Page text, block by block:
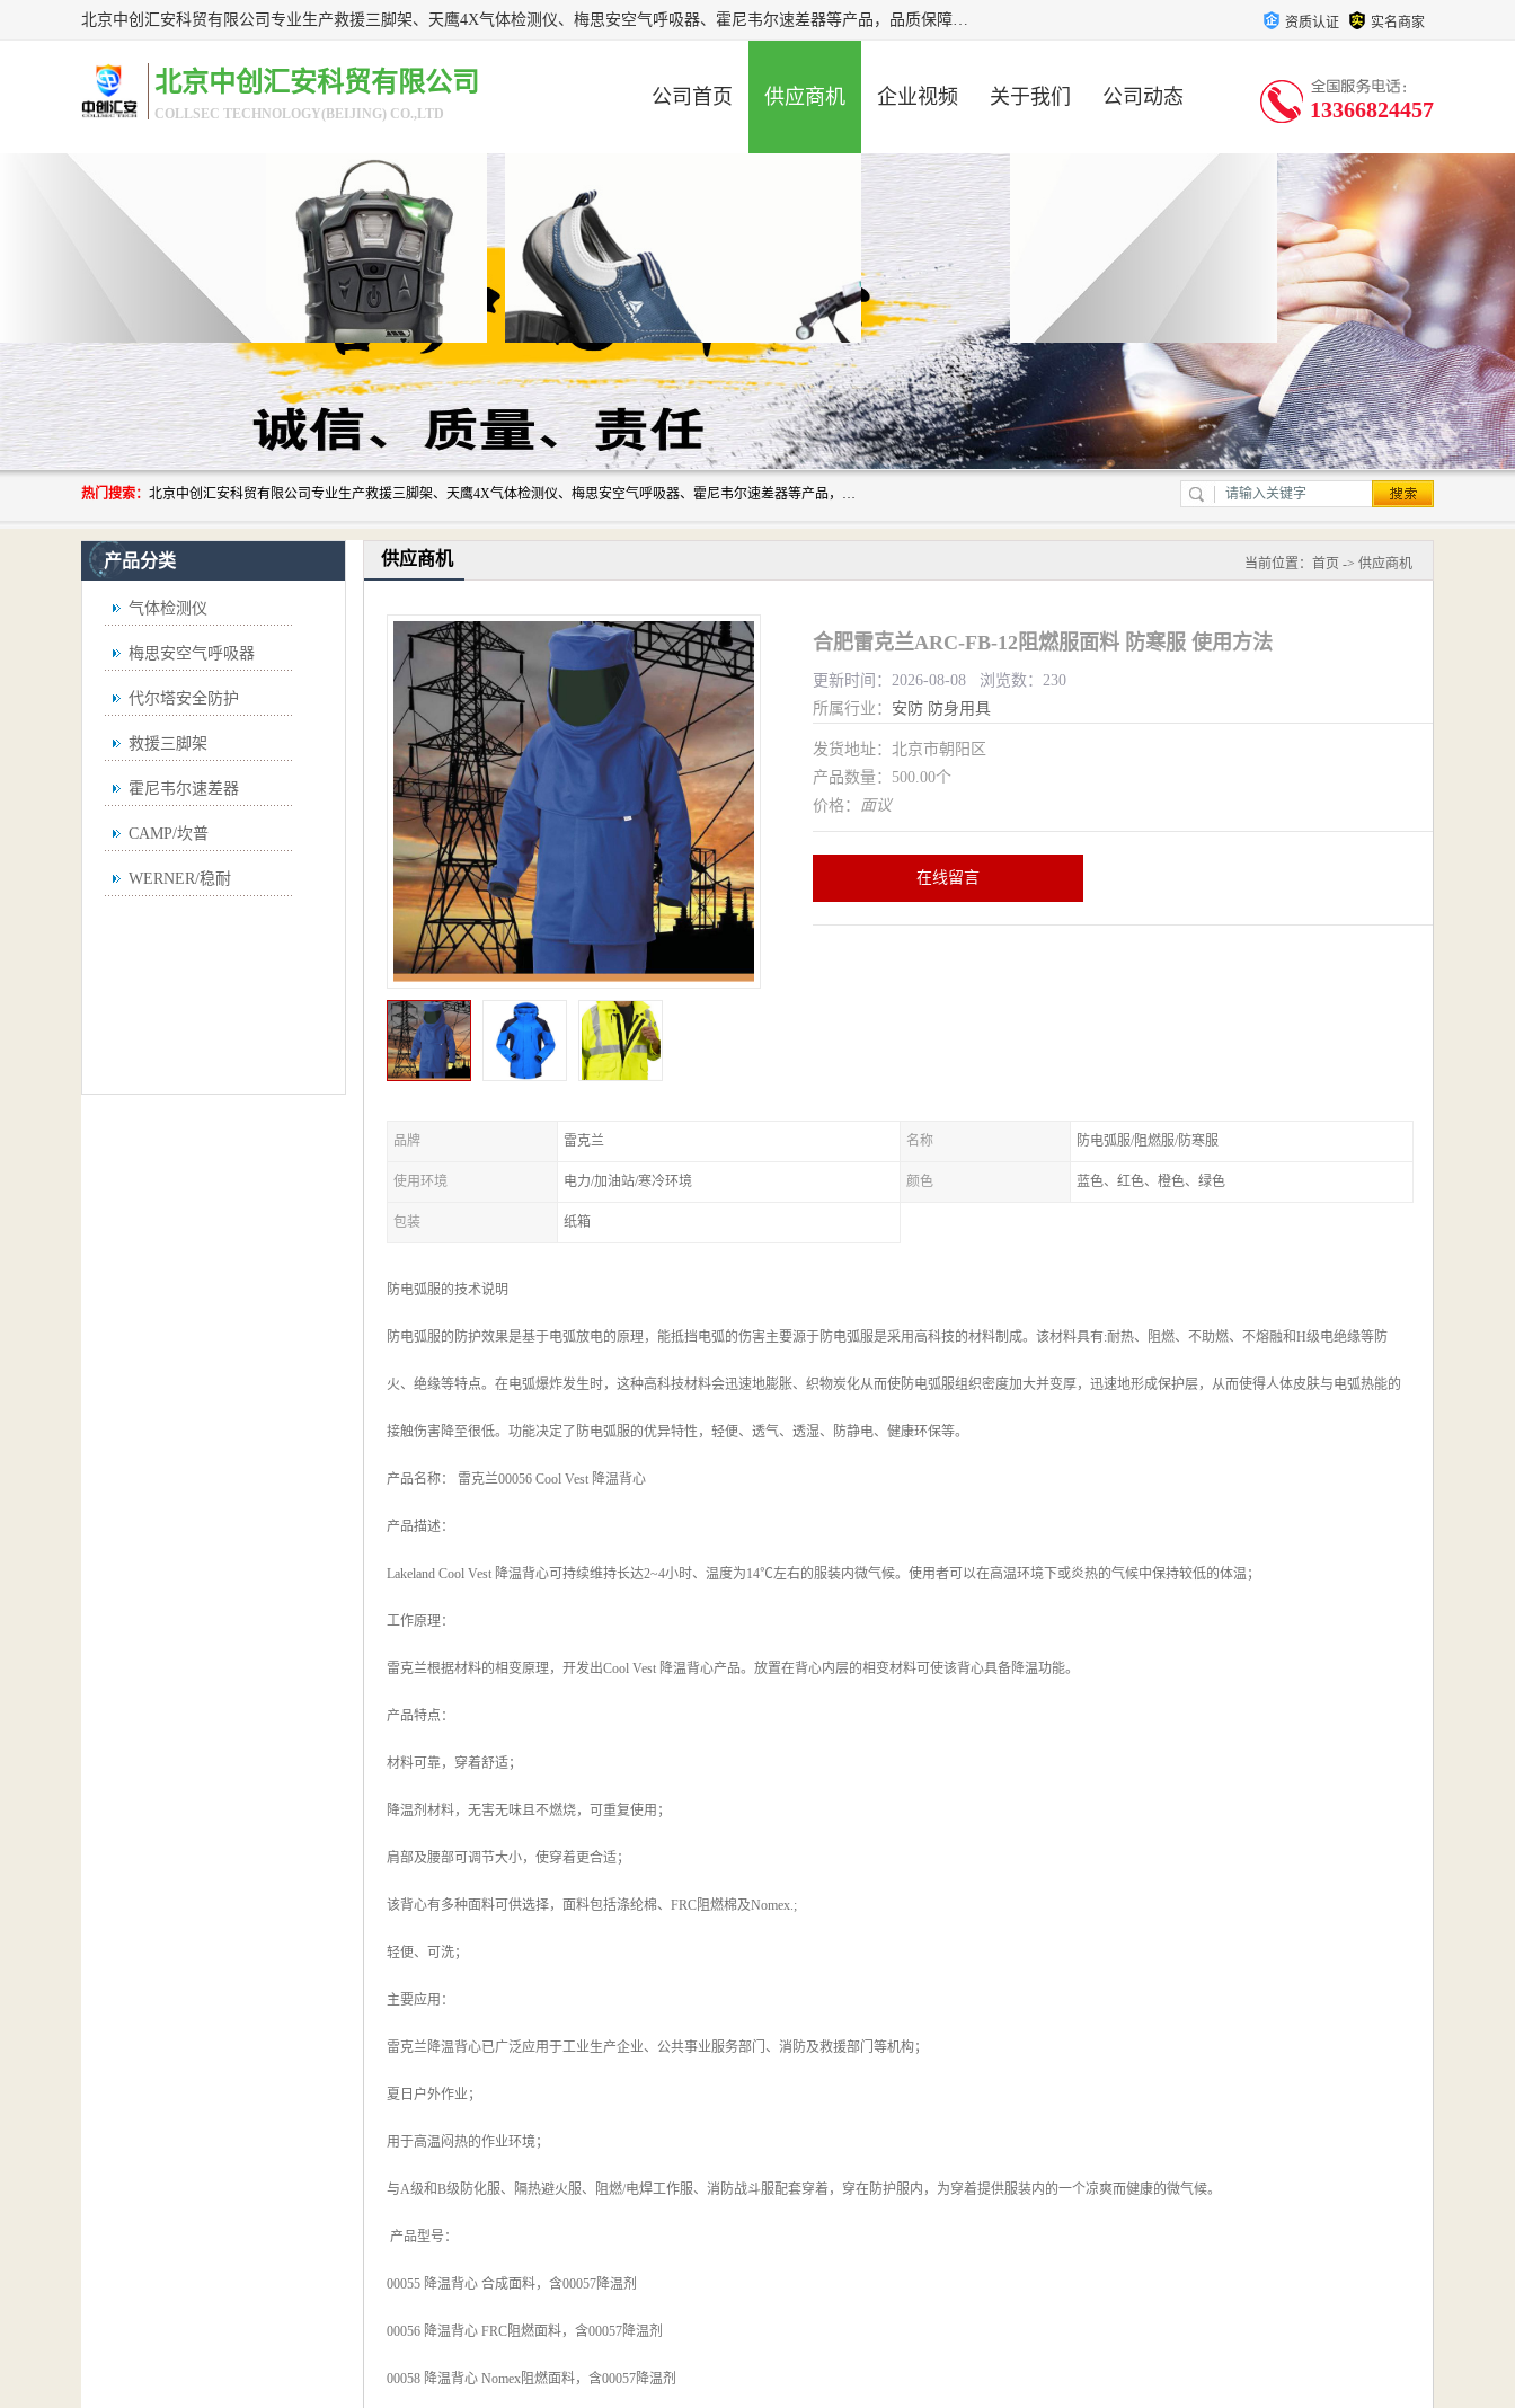
北京中创汇安科贸有限公司专业生产救援三脚架、天鹰4X气体检测仪、梅思安空气呼吸器、霍尼韦尔速差器等产品，品质保障，价格合理，欢迎在线致电咨询。 资质认证 实名商家
北京中创汇安科贸有限公司
COLLSEC TECHNOLOGY(BEIJING) CO.,LTD
公司首页 供应商机 企业视频 关于我们 公司动态 13366824457
热门搜索： 北京中创汇安科贸有限公司专业生产救援三脚架、天鹰4X气体检测仪、梅思安空气呼吸器、霍尼韦尔速差器等产品，品质保障，价格合理，欢迎在线致电咨询。
产品分类
气体检测仪
梅思安空气呼吸器
代尔塔安全防护
救援三脚架
霍尼韦尔速差器
CAMP/坎普
WERNER/稳耐
供应商机 当前位置： 首页 -> 供应商机
合肥雷克兰ARC-FB-12阻燃服面料 防寒服 使用方法
更新时间：2026-08-08 浏览数：230
所属行业： 安防 防身用具
发货地址：北京市朝阳区
产品数量：500.00个
价格： 面议
在线留言
品牌 雷克兰 名称 防电弧服/阻燃服/防寒服
使用环境 电力/加油站/寒冷环境 颜色 蓝色、红色、橙色、绿色
包装 纸箱
防电弧服的技术说明
防电弧服的防护效果是基于电弧放电的原理，能抵挡电弧的伤害主要源于防电弧服是采用高科技的材料制成。该材料具有:耐热、阻燃、不助燃、不熔融和H级电绝缘等防
火、绝缘等特点。在电弧爆炸发生时，这种高科技材料会迅速地膨胀、织物炭化从而使防电弧服组织密度加大并变厚，迅速地形成保护层，从而使得人体皮肤与电弧热能的
接触伤害降至很低。功能决定了防电弧服的优异特性，轻便、透气、透湿、防静电、健康环保等。
产品名称： 雷克兰00056 Cool Vest 降温背心
产品描述：
Lakeland Cool Vest 降温背心可持续维持长达2~4小时、温度为14℃左右的服装内微气候。使用者可以在高温环境下或炎热的气候中保持较低的体温；
工作原理：
雷克兰根据材料的相变原理，开发出Cool Vest 降温背心产品。放置在背心内层的相变材料可使该背心具备降温功能。
产品特点：
材料可靠，穿着舒适；
降温剂材料，无害无味且不燃烧，可重复使用；
肩部及腰部可调节大小，使穿着更合适；
该背心有多种面料可供选择，面料包括涤纶棉、FRC阻燃棉及Nomex.;
轻便、可洗；
主要应用：
雷克兰降温背心已广泛应用于工业生产企业、公共事业服务部门、消防及救援部门等机构；
夏日户外作业；
用于高温闷热的作业环境；
与A级和B级防化服、隔热避火服、阻燃/电焊工作服、消防战斗服配套穿着，穿在防护服内，为穿着提供服装内的一个凉爽而健康的微气候。
产品型号：
00055 降温背心 合成面料，含00057降温剂
00056 降温背心 FRC阻燃面料，含00057降温剂
00058 降温背心 Nomex阻燃面料，含00057降温剂